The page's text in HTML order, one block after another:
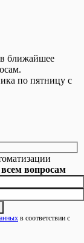
ближайшее
по пятницу с
вопросам
в соответствии с